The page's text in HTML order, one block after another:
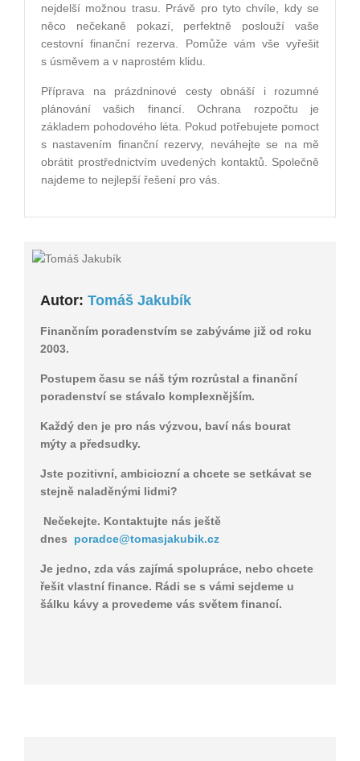
nejdelší možnou trasu. Právě pro tyto chvíle, kdy se
něco nečekaně pokazí, perfektně poslouží vaše
cestovní finanční rezerva. Pomůže vám vše vyřešit
s úsměvem a v naprostém klidu.
Příprava na prázdninové cesty obnáší i rozumné
plánování vašich financí. Ochrana rozpočtu je
základem pohodového léta. Pokud potřebujete pomoct
s nastavením finanční rezervy, neváhejte se na mě
obrátit prostřednictvím uvedených kontaktů. Společně
najdeme to nejlepší řešení pro vás.
Autor: Tomáš Jakubík
Finančním poradenstvím se zabýváme již od roku
2003.
Postupem času se náš tým rozrůstal a finanční
poradenství se stávalo komplexnějším.
Každý den je pro nás výzvou, baví nás bourat
mýty a předsudky.
Jste pozitivní, ambiciozní a chcete se setkávat se
stejně naladěnými lidmi?
Nečekejte. Kontaktujte nás ještě
dnes poradce@tomasjakubik.cz
Je jedno, zda vás zajímá spolupráce, nebo chcete
řešit vlastní finance. Rádi se s vámi sejdeme u
šálku kávy a provedeme vás světem financí.